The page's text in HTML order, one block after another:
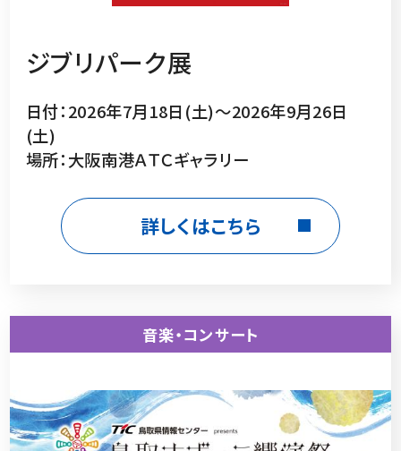
ジブリパーク展
日付：2026年7月18日(土)～2026年9月26日
(土)
場所：大阪南港ＡＴＣギャラリー
詳しくはこちら
音楽・コンサート